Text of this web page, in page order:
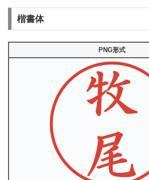
楷書体
PNG形式